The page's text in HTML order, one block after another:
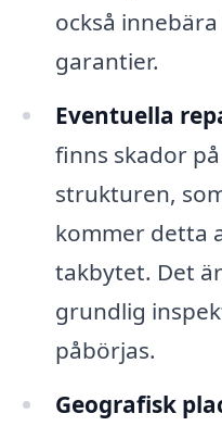
också
garantier.
Eventuella
finns skador
strukturen,
kommer detta
takbytet. Det
grundlig
påbörjas.
Geografisk